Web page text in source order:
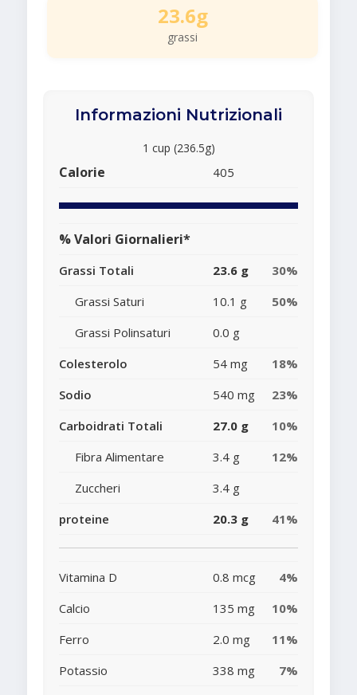
23.6g
grassi
Informazioni Nutrizionali
1 cup (236.5g)
Calorie 405
% Valori Giornalieri*
Grassi Totali 23.6 g
30%
Grassi Saturi
10.1 g
50%
Grassi Polinsaturi
0.0 g
Colesterolo
54 mg
18%
Sodio
540 mg
23%
Carboidrati Totali
27.0 g
10%
Fibra Alimentare
3.4 g
12%
Zuccheri
3.4 g
proteine
20.3 g 41%
Vitamina D 0.8 mcg
4%
Calcio
135 mg
10%
Ferro
2.0 mg
11%
Potassio
338 mg 7%